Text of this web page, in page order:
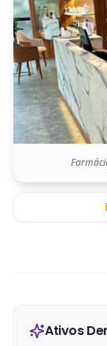
Ativos